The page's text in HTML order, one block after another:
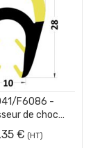
F6086 -
de choc
IPN - Jaune
de 10 x 1 m
€